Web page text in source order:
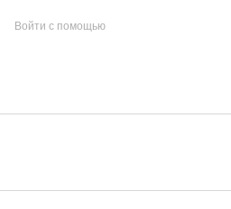
Войти с помощью